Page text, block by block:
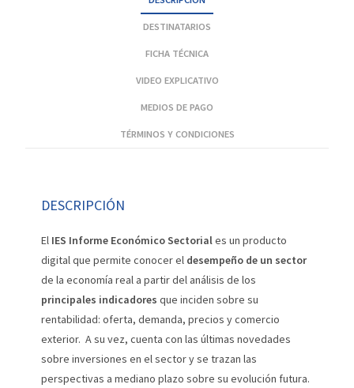
DESTINATARIOS
FICHA TÉCNICA
VIDEO EXPLICATIVO
MEDIOS DE PAGO
TÉRMINOS Y CONDICIONES
DESCRIPCIÓN
El IES Informe Económico Sectorial es un producto
digital que permite conocer el desempeño de un sector
de la economía real a partir del análisis de los
principales indicadores que inciden sobre su
rentabilidad: oferta, demanda, precios y comercio
exterior. A su vez, cuenta con las últimas novedades
sobre inversiones en el sector y se trazan las
perspectivas a mediano plazo sobre su evolución futura.